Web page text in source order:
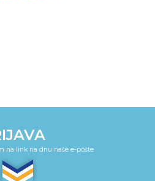
na link na dnu naše e-pošte